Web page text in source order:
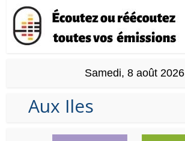
Samedi, 8 août 2026
Aux Iles